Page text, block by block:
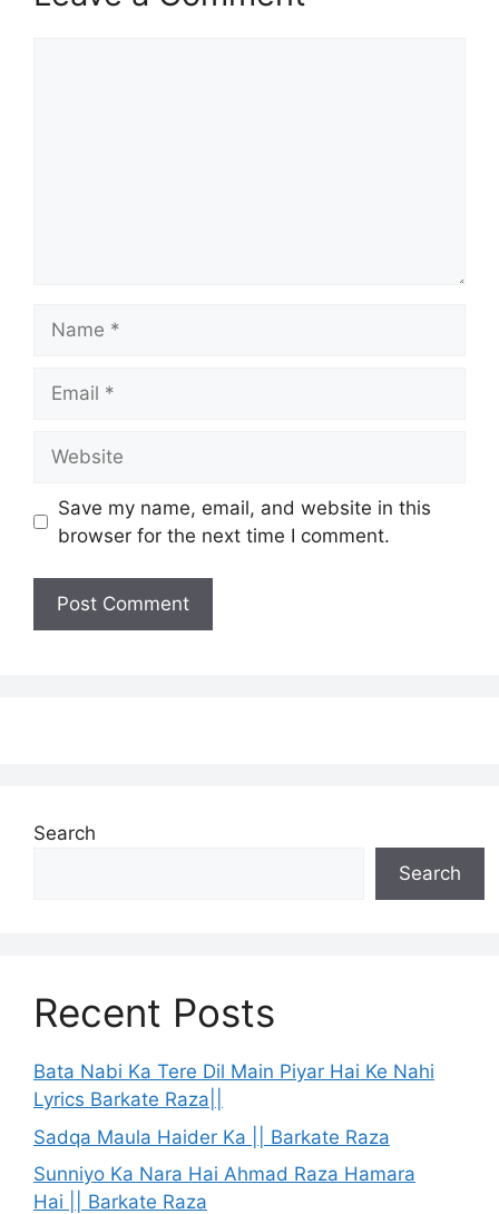
Save my name, email, and website in this
browser for the next time I comment.
Search
Search
Recent Posts
Bata Nabi Ka Tere Dil Main Piyar Hai Ke Nahi
Lyrics Barkate Raza||
Sadqa Maula Haider Ka || Barkate Raza
Sunniyo Ka Nara Hai Ahmad Raza Hamara
Hai || Barkate Raza